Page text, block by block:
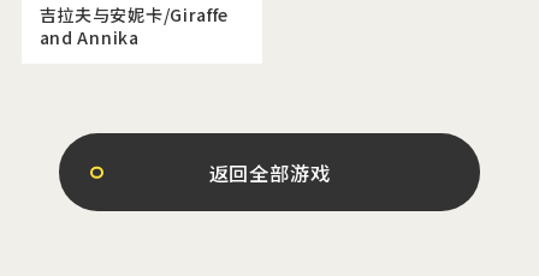
吉拉夫与安妮卡/Giraffe
and Annika
返回全部游戏